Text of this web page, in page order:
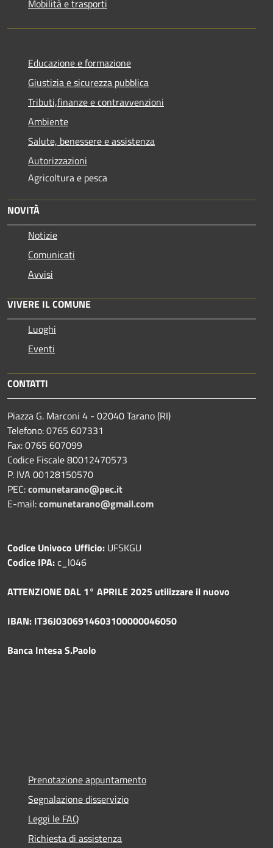
Mobilità e trasporti
Educazione e formazione
Giustizia e sicurezza pubblica
Tributi,finanze e contravvenzioni
Ambiente
Salute, benessere e assistenza
Autorizzazioni
Agricoltura e pesca
NOVITÀ
Notizie
Comunicati
Avvisi
VIVERE IL COMUNE
Luoghi
Eventi
CONTATTI
Piazza G. Marconi 4 - 02040 Tarano (RI)
Telefono: 0765 607331
Fax: 0765 607099
Codice Fiscale 80012470573
P. IVA 00128150570
PEC:comunetarano@pec.it
E-mail:comunetarano@gmail.com
Codice Univoco Ufficio: UFSKGU
Codice IPA:c_l046
ATTENZIONE DAL 1° APRILE 2025 utilizzare il nuovo
IBAN: IT36J0306914603100000046050
Banca Intesa S.Paolo
Prenotazione appuntamento
Segnalazione disservizio
Leggi le FAQ
Richiesta di assistenza